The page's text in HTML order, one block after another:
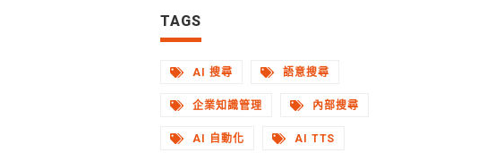
TAGS
AI 搜尋 語意搜尋
企業知識管理 內部搜尋
AI 自動化 AI TTS